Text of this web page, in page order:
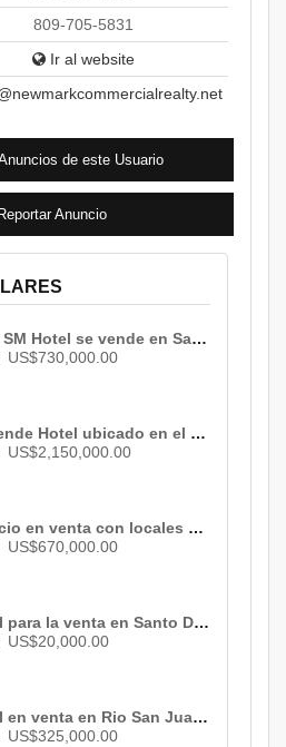
809-705-5831
Ir al website
de este Usuario
Reportar Anuncio
1575 SM Hotel se vende en Santo Domingo, Republica Dominicana ID 1390
US$730,000.00
Se vende Hotel ubicado en el centro de la ciudad de Santo Domingo. ID- 1574
US$2,150,000.00
Edificio en venta con locales comerciales( El Conde) Santo Domingo, Republica Dominicana ID- 1431
US$670,000.00
Hotel para la venta en Santo Domingo, Republica Dominicana ID-1426
US$20,000.00
Hotel en venta en Rio San Juan, oportunidad de inversión perfecta en la zona de mas proyección turistica de la Republica Dominicana. ID 1059
US$325,000.00